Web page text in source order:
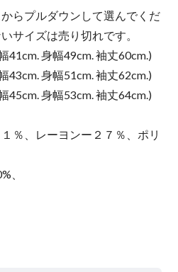
らプルダウンして選んでくだ
サイズは売り切れです。
41cm. 身幅49cm. 袖丈60cm.)
43cm. 身幅51cm. 袖丈62cm.)
45cm. 身幅53cm. 袖丈64cm.)
％、レーヨンー２７％、ポリ
、